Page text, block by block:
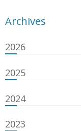
Archives
2026
2025
2024
2023